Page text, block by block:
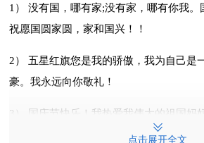
1） 没有国，哪有家;没有家，哪有你我
祝愿国圆家圆，家和国兴！！
2） 五星红旗您是我的骄傲，我为自己是
豪。我永远向你敬礼！
3） 国庆节快乐！我热爱我伟大的祖国妈
点击展开全文